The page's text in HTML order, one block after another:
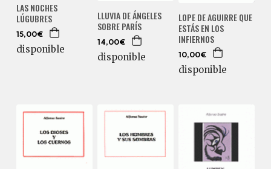
LAS NOCHES
LÚGUBRES
15,00€
disponible
LLUVIA DE ÁNGELES
SOBRE PARÍS
14,00€
disponible
LOPE DE AGUIRRE QUE
ESTÁS EN LOS
INFIERNOS
10,00€
disponible